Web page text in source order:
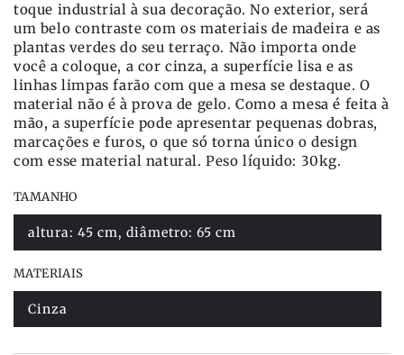
toque industrial à sua decoração. No exterior, será
um belo contraste com os materiais de madeira e as
plantas verdes do seu terraço. Não importa onde
você a coloque, a cor cinza, a superfície lisa e as
linhas limpas farão com que a mesa se destaque. O
material não é à prova de gelo. Como a mesa é feita à
mão, a superfície pode apresentar pequenas dobras,
marcações e furos, o que só torna único o design
com esse material natural. Peso líquido: 30kg.
TAMANHO
altura: 45 cm, diâmetro: 65 cm
Variante
esgotada
indisponível
MATERIAIS
Cinza
Variante
esgotada